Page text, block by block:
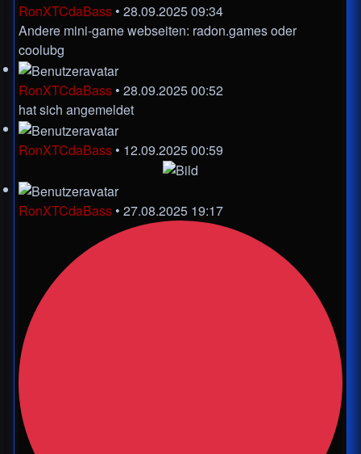
RonXTCdaBass • 28.09.2025 09:34
Andere mini-game webseiten: radon.gamesoder
coolubg
RonXTCdaBass • 28.09.2025 00:52
hat sich angemeldet
RonXTCdaBass • 12.09.2025 00:59
RonXTCdaBass • 27.08.2025 19:17